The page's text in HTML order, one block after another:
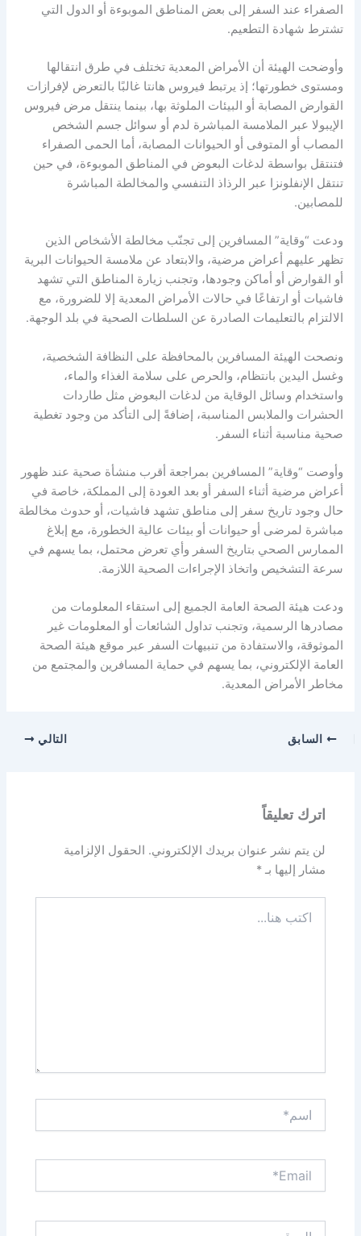
الصفراء عند السفر إلى بعض المناطق الموبوءة أو الدول التي
تشترط شهادة التطعيم.
وأوضحت الهيئة أن الأمراض المعدية تختلف في طرق انتقالها
ومستوى خطورتها؛ إذ يرتبط فيروس هانتا غالبًا بالتعرض لإفرازات
القوارض المصابة أو البيئات الملوثة بها، بينما ينتقل مرض فيروس
الإيبولا عبر الملامسة المباشرة لدم أو سوائل جسم الشخص
المصاب أو المتوفى أو الحيوانات المصابة، أما الحمى الصفراء
فتنتقل بواسطة لدغات البعوض في المناطق الموبوءة، في حين
تنتقل الإنفلونزا عبر الرذاذ التنفسي والمخالطة المباشرة
للمصابين.
ودعت “وقاية” المسافرين إلى تجنّب مخالطة الأشخاص الذين
تظهر عليهم أعراض مرضية، والابتعاد عن ملامسة الحيوانات البرية
أو القوارض أو أماكن وجودها، وتجنب زيارة المناطق التي تشهد
فاشيات أو ارتفاعًا في حالات الأمراض المعدية إلا للضرورة، مع
الالتزام بالتعليمات الصادرة عن السلطات الصحية في بلد الوجهة.
ونصحت الهيئة المسافرين بالمحافظة على النظافة الشخصية،
وغسل اليدين بانتظام، والحرص على سلامة الغذاء والماء،
واستخدام وسائل الوقاية من لدغات البعوض مثل طاردات
الحشرات والملابس المناسبة، إضافةً إلى التأكد من وجود تغطية
صحية مناسبة أثناء السفر.
وأوصت “وقاية” المسافرين بمراجعة أقرب منشأة صحية عند ظهور
أعراض مرضية أثناء السفر أو بعد العودة إلى المملكة، خاصة في
حال وجود تاريخ سفر إلى مناطق تشهد فاشيات، أو حدوث مخالطة
مباشرة لمرضى أو حيوانات أو بيئات عالية الخطورة، مع إبلاغ
الممارس الصحي بتاريخ السفر وأي تعرض محتمل، بما يسهم في
سرعة التشخيص واتخاذ الإجراءات الصحية اللازمة.
ودعت هيئة الصحة العامة الجميع إلى استقاء المعلومات من
مصادرها الرسمية، وتجنب تداول الشائعات أو المعلومات غير
الموثوقة، والاستفادة من تنبيهات السفر عبر موقع هيئة الصحة
العامة الإلكتروني، بما يسهم في حماية المسافرين والمجتمع من
مخاطر الأمراض المعدية.
السابق التالي
اترك تعليقاً
لن يتم نشر عنوان بريدك الإلكتروني. الحقول الإلزامية
مشار إليها بـ*
هنا...